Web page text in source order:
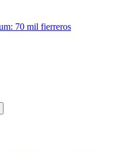
70 mil fierreros